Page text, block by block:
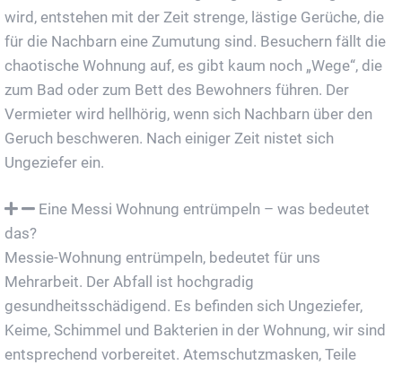
wird, entstehen mit der Zeit strenge, lästige Gerüche, die
für die Nachbarn eine Zumutung sind. Besuchern fällt die
chaotische Wohnung auf, es gibt kaum noch „Wege“, die
zum Bad oder zum Bett des Bewohners führen. Der
Vermieter wird hellhörig, wenn sich Nachbarn über den
Geruch beschweren. Nach einiger Zeit nistet sich
Ungeziefer ein.
Eine Messi Wohnung entrümpeln – was bedeutet
das?
Messie-Wohnung entrümpeln, bedeutet für uns
Mehrarbeit. Der Abfall ist hochgradig
gesundheitsschädigend. Es befinden sich Ungeziefer,
Keime, Schimmel und Bakterien in der Wohnung, wir sind
entsprechend vorbereitet. Atemschutzmasken, Teile